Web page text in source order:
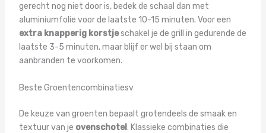
gerecht nog niet door is, bedek de schaal dan met
aluminiumfolie voor de laatste 10-15 minuten. Voor een
extra knapperig korstjeschakel je de grill in gedurende de
laatste 3-5 minuten, maar blijf er wel bij staan om
aanbranden te voorkomen.
Beste Groentencombinatiesv
De keuze van groenten bepaalt grotendeels de smaak en
textuur van je ovenschotel. Klassieke combinaties die